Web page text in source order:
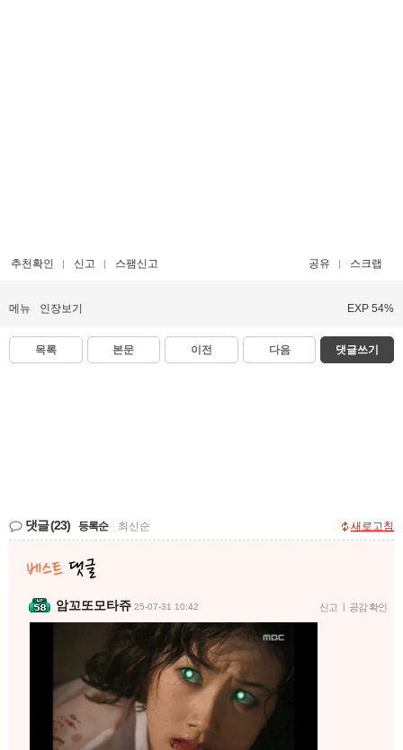
추천확인 신고 스팸신고 공유 스크랩
메뉴 인장보기 EXP 54%
목록 본문 이전 다음 댓글쓰기
댓글(23) 등록순 최신순 새로고침
암꼬또모타쥬 25-07-31 10:42 신고 | 공감 확인